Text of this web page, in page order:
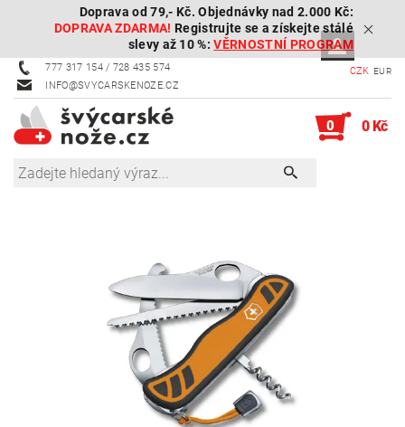
Doprava od 79,- Kč. Objednávky nad 2.000 Kč:
DOPRAVA ZDARMA! Registrujte se a získejte stálé
slevy až 10 %:VĚRNOSTNÍ PROGRAM
777 317 154 / 728 435 574
INFO@SVYCARSKENOZE.CZ
CZK EUR
0 0 Kč